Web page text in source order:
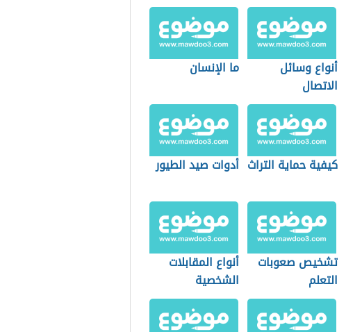
أنواع وسائل
الاتصال
ما الإنسان
كيفية حماية التراث أدوات صيد الطيور
تشخيص صعوبات
التعلم
أنواع المقابلات
الشخصية